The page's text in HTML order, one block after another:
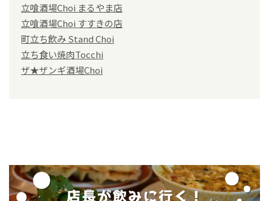
立喰酒場Choi まるやま店
立喰酒場Choi すすきの店
町立ち飲み Stand Choi
立ち食い焼肉Tocchi
ザ★ザンギ酒場Choi